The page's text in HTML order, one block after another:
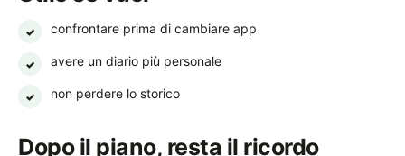
✓ confrontare prima di cambiare app
✓ avere un diario più personale
✓ non perdere lo storico
Dopo il piano, resta il ricordo